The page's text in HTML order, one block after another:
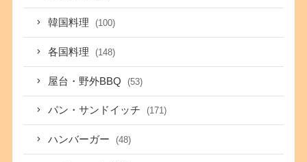
韓国料理 (100)
各国料理 (148)
屋台・野外BBQ (53)
パン・サンドイッチ (171)
ハンバーガー (48)